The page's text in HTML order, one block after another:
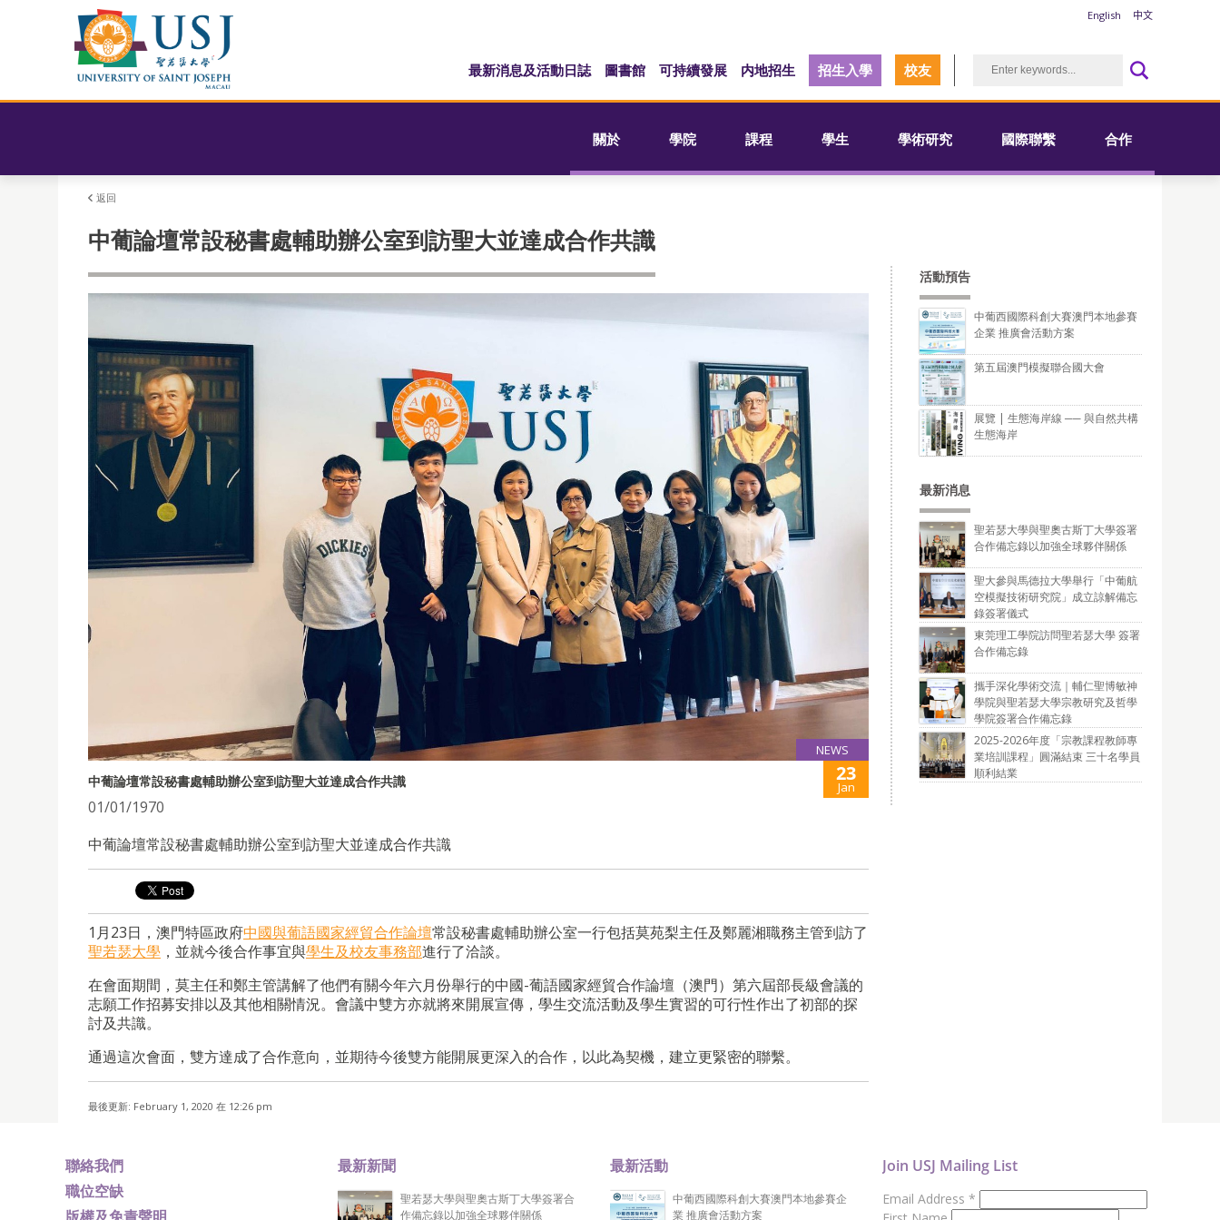
English 中文
最新消息及活動日誌 圖書館 可持續發展 内地招生 招生入學 校友
關於 學院 課程 學生 學術研究 國際聯繫 合作
返回
中葡論壇常設秘書處輔助辦公室到訪聖大並達成合作共識
NEWS
中葡論壇常設秘書處輔助辦公室到訪聖大並達成合作共識 23
Jan
01/01/1970
中葡論壇常設秘書處輔助辦公室到訪聖大並達成合作共識
1月23日，澳門特區政府中國與葡語國家經貿合作論壇常設秘書處輔助辦公室一行包括莫苑梨主任及鄭麗湘職務主管到訪了
聖若瑟大學 ，並就今後合作事宜與學生及校友事務部進行了洽談。
在會面期間，莫主任和鄭主管講解了他們有關今年六月份舉行的中國-葡語國家經貿合作論壇（澳門）第六屆部長級會議的
志願工作招募安排以及其他相關情況。會議中雙方亦就將來開展宣傳，學生交流活動及學生實習的可行性作出了初部的探
討及共識。
通過這次會面，雙方達成了合作意向，並期待今後雙方能開展更深入的合作，以此為契機，建立更緊密的聯繫。
最後更新: February 1, 2020 在 12:26 pm
活動預告
中葡西國際科創大賽澳門本地參賽
企業 推廣會活動方案
第五屆澳門模擬聯合國大會
展覽 | 生態海岸線 ── 與自然共構
生態海岸
最新消息
聖若瑟大學與聖奧古斯丁大學簽署
合作備忘錄以加強全球夥伴關係
聖大參與馬德拉大學舉行「中葡航
空模擬技術研究院」成立諒解備忘
錄簽署儀式
東莞理工學院訪問聖若瑟大學 簽署
合作備忘錄
攜手深化學術交流｜輔仁聖博敏神
學院與聖若瑟大學宗教研究及哲學
學院簽署合作備忘錄
2025-2026年度「宗教課程教師專
業培訓課程」圓滿結束 三十名學員
順利結業
聯絡我們
職位空缺
最新新聞
聖若瑟大學與聖奧古斯丁大學簽署合
作備忘錄以加強全球夥伴關係
最新活動
中葡西國際科創大賽澳門本地參賽企
業 推廣會活動方案
Join USJ Mailing List
Email Address *